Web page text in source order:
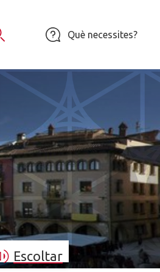
Obrir Cercador
Què necessites?
Escoltar